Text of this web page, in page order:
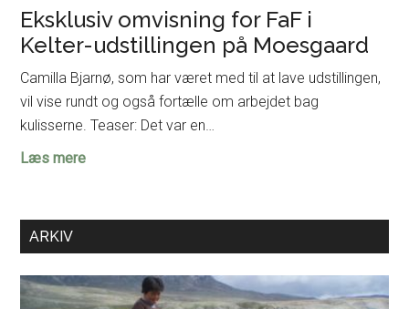
Eksklusiv omvisning for FaF i
Kelter-udstillingen på Moesgaard
Camilla Bjarnø, som har været med til at lave udstillingen,
vil vise rundt og også fortælle om arbejdet bag
kulisserne. Teaser: Det var en…
Læs mereEksklusiv
i
Kelter-
udstillingen
ARKIV